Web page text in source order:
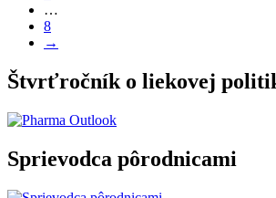
…
8
→
Štvrťročník o liekovej
Sprievodca pôrodnicami